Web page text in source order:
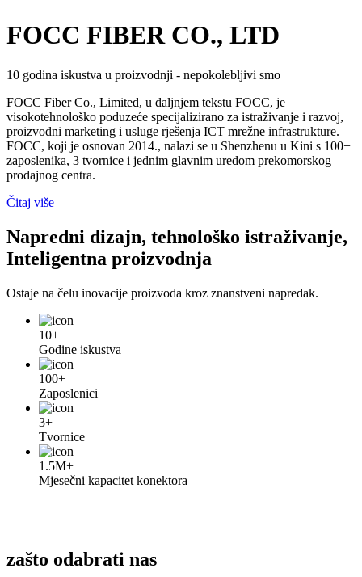
FOCC FIBER CO., LTD
10 godina iskustva u proizvodnji - nepokolebljivi smo
FOCC Fiber Co., Limited, u daljnjem tekstu FOCC, je
visokotehnološko poduzeće specijalizirano za istraživanje i razvoj,
proizvodni marketing i usluge rješenja ICT mrežne infrastrukture.
FOCC, koji je osnovan 2014., nalazi se u Shenzhenu u Kini s 100+
zaposlenika, 3 tvornice i jednim glavnim uredom prekomorskog
prodajnog centra.
Čitaj više
Napredni dizajn, tehnološko istraživanje,
Inteligentna proizvodnja
Ostaje na čelu inovacije proizvoda kroz znanstveni napredak.
10+
Godine iskustva
100+
Zaposlenici
3+
Tvornice
1.5M+
Mjesečni kapacitet konektora
zašto odabrati nas